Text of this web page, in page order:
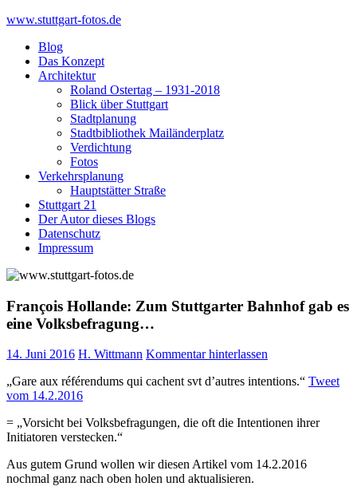
Skip
content
www.stuttgart-fotos.de
Blog
Das Konzept
Architektur
Roland Ostertag – 1931-2018
Blick über Stuttgart
Stadtplanung
Stadtbibliothek Mailänderplatz
Verdichtung
Fotos
Verkehrsplanung
Hauptstätter Straße
Stuttgart 21
Der Autor dieses Blogs
Datenschutz
Impressum
François Hollande: Zum Stuttgarter Bahnhof gab es
eine Volksbefragung…
14. Juni 2016 H. Wittmann Kommentar hinterlassen
„Gare aux référendums qui cachent svt d’autres intentions.“ Tweet
vom 14.2.2016
= „Vorsicht bei Volksbefragungen, die oft die Intentionen ihrer
Initiatoren verstecken.“
Aus gutem Grund wollen wir diesen Artikel vom 14.2.2016
nochmal ganz nach oben holen und aktualisieren.